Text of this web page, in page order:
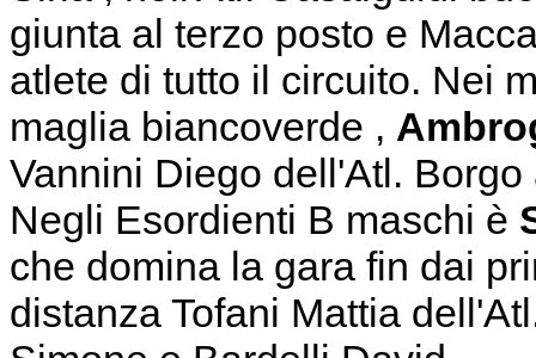
giunta al terzo posto e
atlete di tutto il circuito. Nei
maglia biancoverde ,
Vannini Diego dell'Atl.
Negli Esordienti B maschi è
che domina la gara fin dai
distanza Tofani Mattia